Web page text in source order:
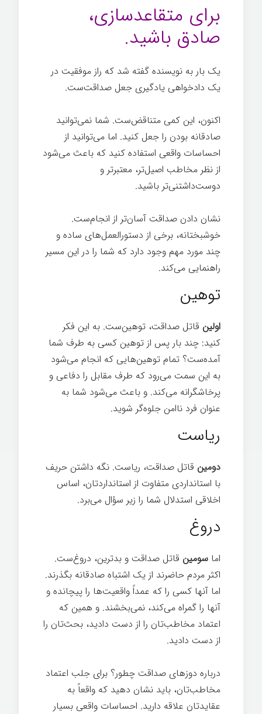
برای متقاعدسازی،
صادق باشید.
یک بار به نویسنده گفته شد که راز موفقیت در
یک دادخواهی یادگیری جعل صداقت‌ست.
اکنون، این کمی متناقض‌ست. شما نمی‌توانید
صادقانه بودن را جعل کنید. اما می‌توانید از
احساسات واقعی استفاده کنید که باعث می‌شود
از نظر مخاطب اصیل‌تر، معتبرتر و
دوست‌داشتنی‌تر باشید.
نشان دادن صداقت آسان‌تر از انجام‌ست.
خوشبختانه، برخی از دستورالعمل‌های ساده و
چند مورد مهم وجود دارد که شما را در این مسیر
راهنمایی می‌کند.
توهین
اولین قاتل صداقت، توهین‌ست. به این فکر
کنید: چند بار پس از توهین کسی به طرف شما
آمده‌ست؟ تمام توهین‌هایی که انجام می‌شود
به این سمت می‌رود که طرف مقابل را دفاعی و
پرخاشگرانه می‌کند. و باعث می‌شود شما به
عنوان فرد ناامن جلوه‌گر شوید.
ریاست
دومین قاتل صداقت، ریاست. نگه داشتن حریف
با استانداردی متفاوت از استانداردتان، اساس
اخلاقی استدلال شما را زیر سؤال می‌برد.
دروغ
اما سومین قاتل صداقت و بدترین، دروغ‌ست.
اکثر مردم حاضرند از یک اشتباه صادقانه بگذرند.
اما آنها کسی را که عمداً واقعیت‌ها را پیچانده و
آنها را گمراه می‌کند، نمی‌بخشند. و همین که
اعتماد مخاطب‌تان را از دست دادید، بحث‌تان را
از دست دادید.
درباره دوزهای صداقت چطور؟ برای جلب اعتماد
مخاطب‌تان، باید نشان دهید که واقعاً به
عقایدتان علاقه دارید. احساسات واقعی بسیار